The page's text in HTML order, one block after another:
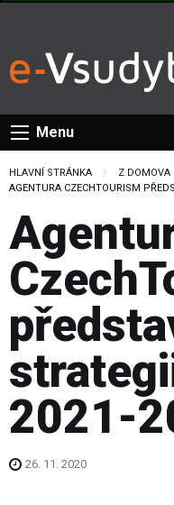
Menu
HLAVNÍ STRÁNKA
Z DOMOVA
CURRENT:
AGENTURA CZECHTOURISM
2021-
26. 11. 2020